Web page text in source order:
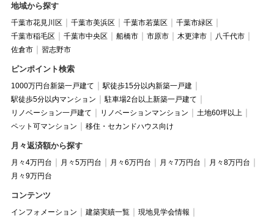
地域から探す
千葉市花見川区 千葉市美浜区 千葉市若葉区
千葉市緑区
千葉市稲毛区
千葉市中央区 船橋市 市原市 木更津市
八千代市
佐倉市
習志野市
ピンポイント検索
1000万円台新築一戸建て
駅徒歩15分以内新築一戸建
駅徒歩5分以内マンション
駐車場2台以上新築一戸建て
リノベーション一戸建て
リノベーションマンション
土地60坪以上
ペット可マンション
移住・セカンドハウス向け
月々返済額から探す
月々4万円台 月々5万円台 月々6万円台 月々7万円台
月々8万円台
月々9万円台
コンテンツ
インフォメーション 建築実績一覧
現地見学会情報